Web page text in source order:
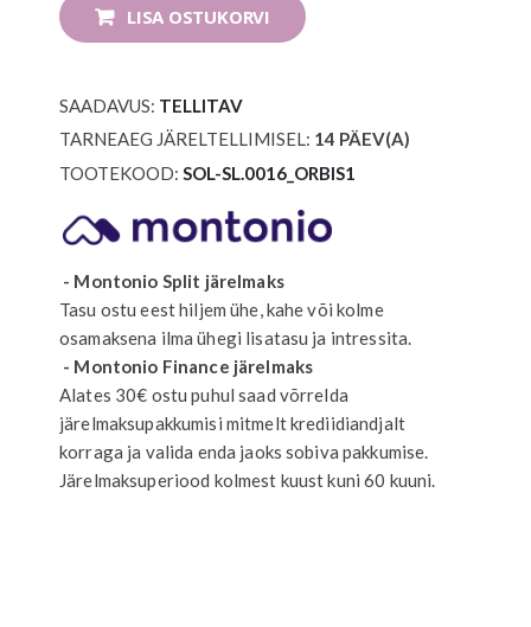
LISA OSTUKORVI
SAADAVUS: TELLITAV
TARNEAEG JÄRELTELLIMISEL: 14 PÄEV(A)
TOOTEKOOD SOL-SL.0016_ORBIS1
- Montonio Split järelmaks
Tasu ostu eest hiljem ühe, kahe või kolme
osamaksena ilma ühegi lisatasu ja intressita.
- Montonio Finance järelmaks
Alates 30€ ostu puhul saad võrrelda
järelmaksupakkumisi mitmelt krediidiandjalt
korraga ja valida enda jaoks sobiva pakkumise.
Järelmaksuperiood kolmest kuust kuni 60 kuuni.